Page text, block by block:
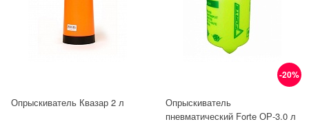
Опрыскиватель Квазар 2 л
-20%
Опрыскиватель
пневматический Forte ОР-3.0 л